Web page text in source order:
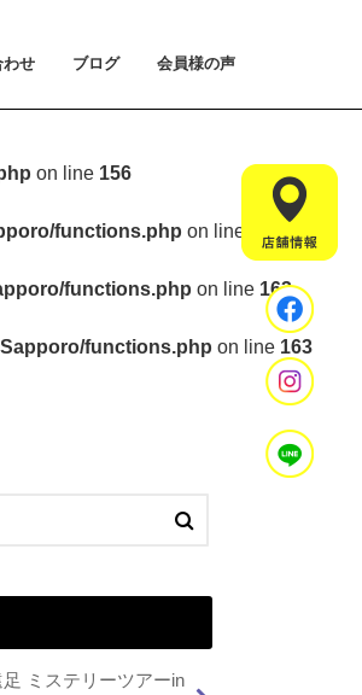
わせ
せ
のご予約
予約
のご予約
質問
ブログ 会員様の声
on line 156
functions.php on line 157
functions.php on line 163
functions.php on line 163
ミステリーツアーin